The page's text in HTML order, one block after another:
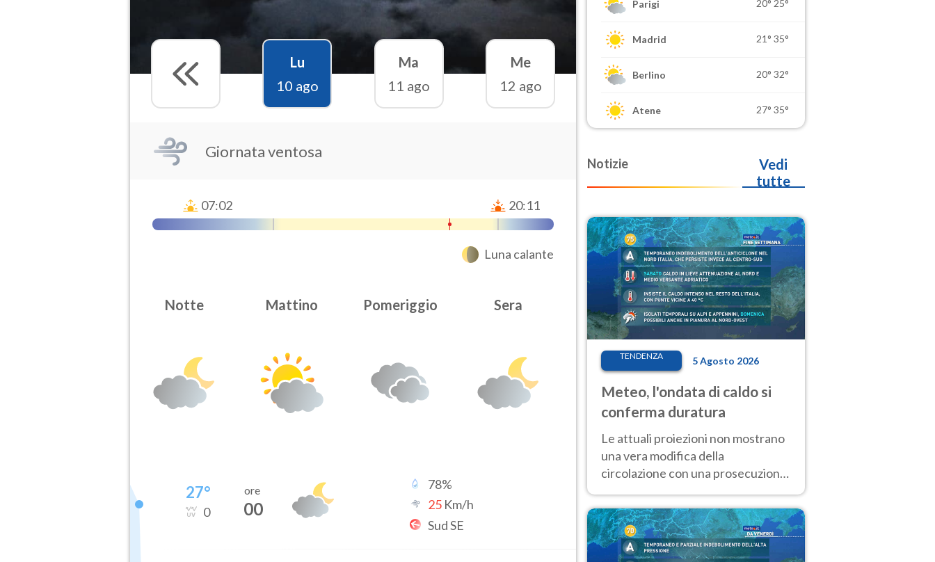
Lu
10 ago
Ma
11 ago
Me
12 ago
Giornata ventosa
07:02 20:11
Luna calante
Notte Mattino Pomeriggio Sera
27°
0
ore
00
78%
25 Km/h
Sud SE
Parigi 20° 25°
Madrid 21° 35°
Berlino 20° 32°
Atene 27° 35°
Notizie
Vedi
tutte
TENDENZA 5 Agosto 2026
Meteo, l'ondata di caldo si
conferma duratura
Le attuali proiezioni non mostrano
una vera modifica della
circolazione con una prosecuzione
giorni, compresa la settimana di
Ferragosto